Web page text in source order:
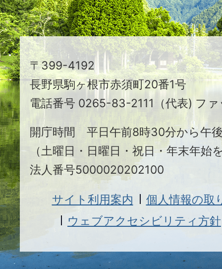
ま
ち
駒
ヶ
根
市
〒399-4192
長野県駒ヶ根市赤須町20番1号
電話番号 0265-83-2111（代表) フ
開庁時間 平日午前8時30分から午
（土曜日・日曜日・祝日・年末年始
法人番号5000020202100
サイト利用案内
個人情報の取
ウェブアクセシビリティ方針